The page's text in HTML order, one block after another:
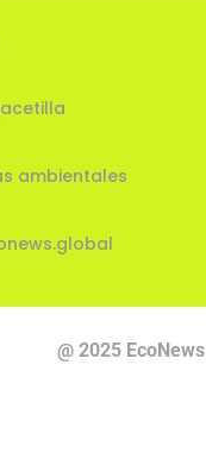
ambientales
@ 2025 EcoNews